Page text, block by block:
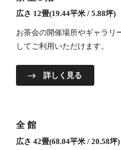
広さ 12畳(19.44平米 / 5.88坪)
お茶会の開催場所やギャラリ
してご利用いただけます。
詳しく見る
全館
広さ 42畳(68.04平米 / 20.58坪)